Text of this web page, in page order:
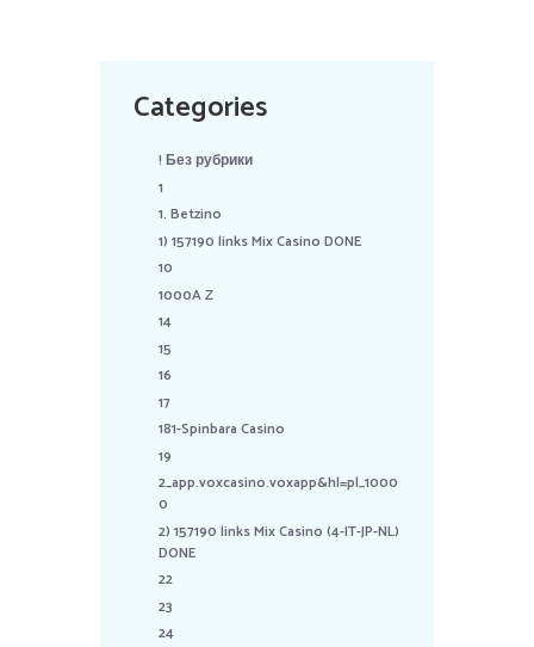
Categories
! Без рубрики
1
1. Betzino
1) 157190 links Mix Casino DONE
10
1000A Z
14
15
16
17
181-Spinbara Casino
19
2_app.voxcasino.voxapp&hl=pl_1000
0
2) 157190 links Mix Casino (4-IT-JP-NL)
DONE
22
23
24